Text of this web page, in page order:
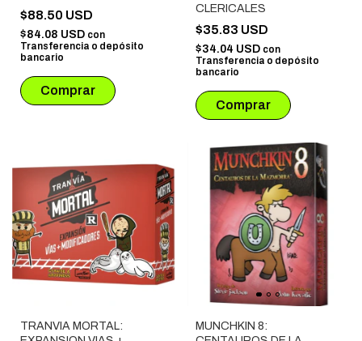
$88.50 USD
$84.08 USD con
Transferencia o depósito
bancario
CLERICALES
$35.83 USD
$34.04 USD con
Transferencia o depósito
bancario
TRANVIA MORTAL:
MUNCHKIN 8: